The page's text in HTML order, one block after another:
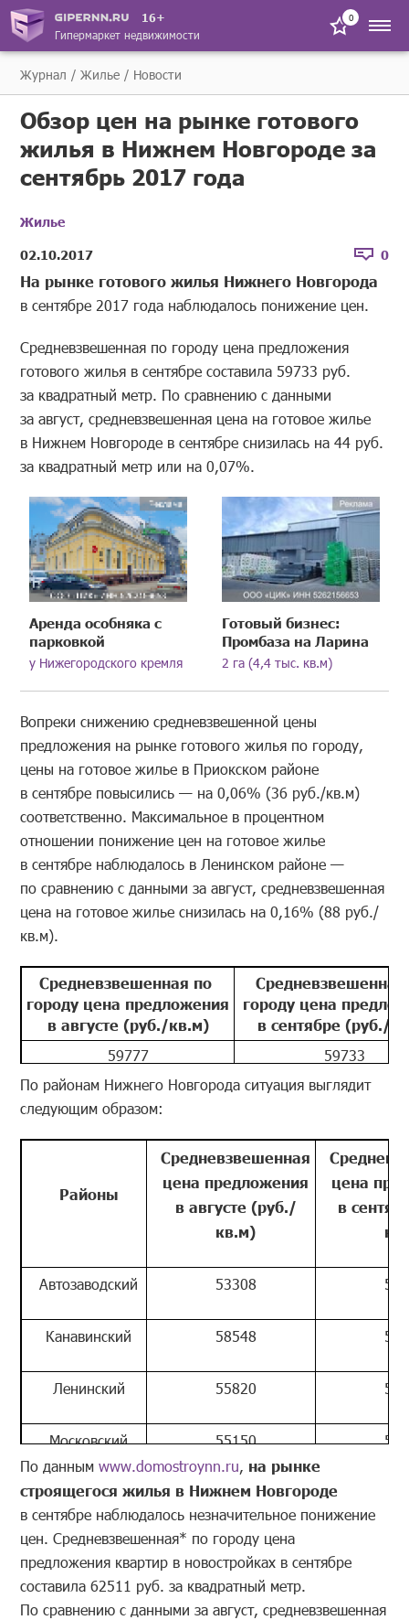
16+
Гипермаркет недвижимости
0
Журнал Жилье Новости
Обзор цен на рынке готового
жилья в Нижнем Новгороде за
сентябрь 2017 года
Жилье
02.10.2017
0
На рынке готового жилья Нижнего Новгорода
в сентябре 2017 года наблюдалось понижение цен.
Средневзвешенная по городу цена предложения
готового жилья в сентябрe составила 59733 руб.
за квадратный метр. По сравнению с данными
за август, средневзвешенная цена на готовое жилье
в Нижнем Новгороде в сентябрe снизилась на 44 руб.
за квадратный метр или на 0,07%.
Аренда особняка с
парковкой
у Нижегородского кремля
Готовый бизнес:
Промбаза на Ларина
2 га (4,4 тыс. кв.м)
Вопреки снижению средневзвешенной цены
предложения на рынке готового жилья по городу,
цены на готовое жилье в Приокском районе
в сентябрe повысились — на 0,06% (36 руб./кв.м)
соответственно. Максимальное в процентном
отношении понижение цен на готовое жилье
в сентябрe наблюдалось в Ленинском районе —
по сравнению с данными за август, средневзвешенная
цена на готовое жилье снизилась на 0,16% (88 руб./
кв.м).
Средневзвешенная по
городу цена предложения
в августе (руб./кв.м)
городу цена
в сентябре (руб./
59777
59733
По районам Нижнего Новгорода ситуация выглядит
следующим образом:
Районы
Средневзвешенная
цена предложения
в августе (руб./
кв.м)
цена
в
Автозаводский 53308
Канавинский 58548
Ленинский 55820
Московский 55150
Нижегородский 75441
Приокский 60909
Советский 67700
По даннымwww.domostroynn.ru, на рынке
строящегося жилья в Нижнем Новгороде
в сентябре наблюдалось незначительное понижение
цен. Средневзвешенная* по городу цена
предложения квартир в новостройках в сентябре
составила 62511 руб. за квадратный метр.
По сравнению с данными за август, средневзвешенная